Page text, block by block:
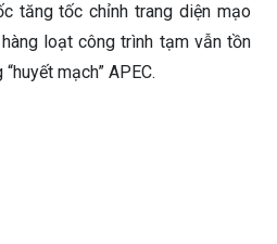
tăng tốc chỉnh trang diện mạo
loạt công trình tạm vẫn tồn
mạch” APEC.